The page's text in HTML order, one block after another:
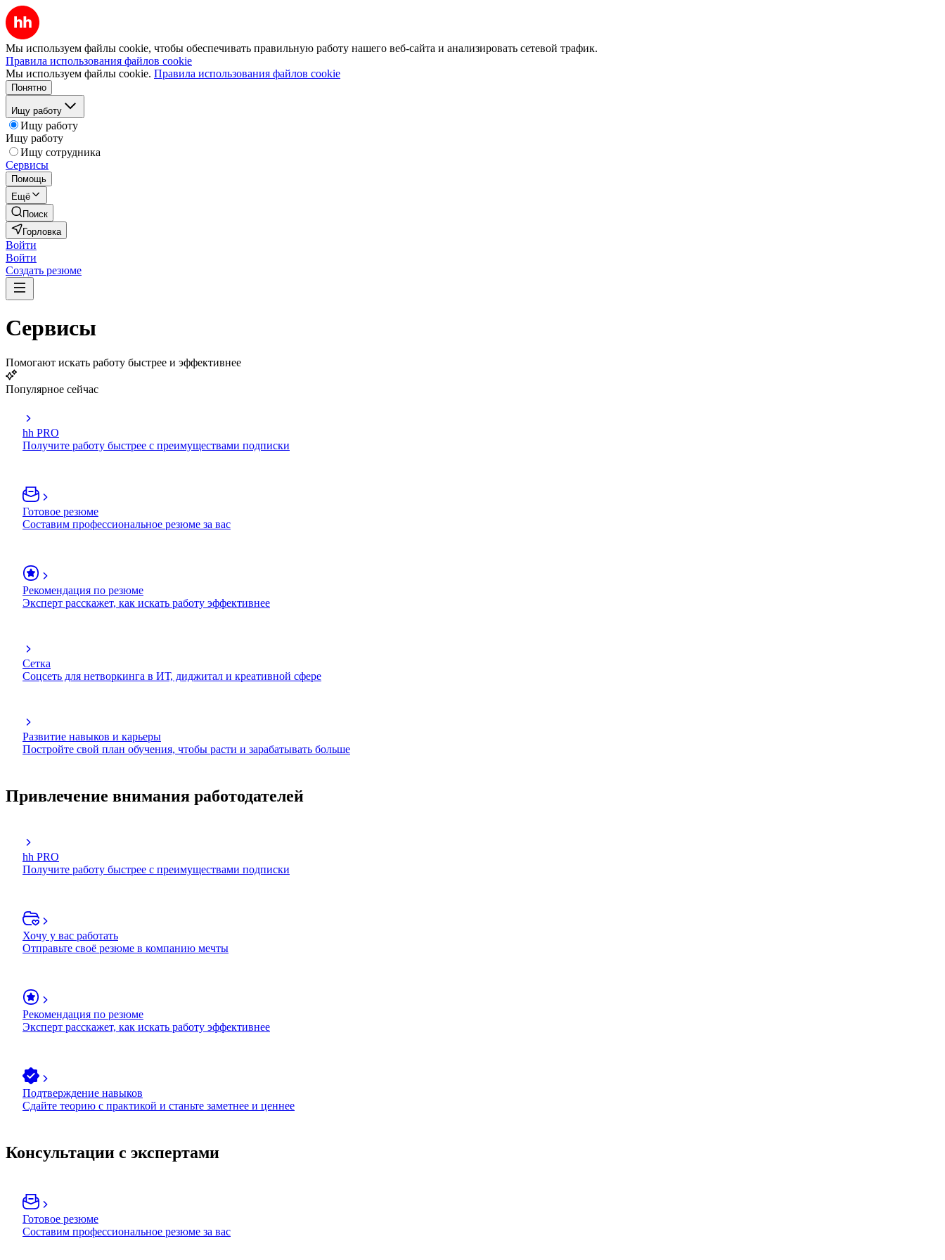
Мы используем файлы cookie, чтобы обеспечивать правильную работу нашего веб-сайта и анализировать сетевой трафик.
Правила использования файлов cookie
Мы используем файлы cookie. Правила использования файлов cookie
Понятно
Ищу работу
Ищу работу
Ищу работу
Ищу сотрудника
Сервисы
Помощь
Ещё
Поиск
Горловка
Войти
Войти
Создать резюме
Сервисы
Помогают искать работу быстрее и эффективнее
Популярное сейчас
hh PRO
Получите работу быстрее с преимуществами подписки
Готовое резюме
Составим профессиональное резюме за вас
Рекомендация по резюме
Эксперт расскажет, как искать работу эффективнее
Сетка
Соцсеть для нетворкинга в ИТ, диджитал и креативной сфере
Развитие навыков и карьеры
Постройте свой план обучения, чтобы расти и зарабатывать больше
Привлечение внимания работодателей
hh PRO
Получите работу быстрее с преимуществами подписки
Хочу у вас работать
Отправьте своё резюме в компанию мечты
Рекомендация по резюме
Эксперт расскажет, как искать работу эффективнее
Подтверждение навыков
Сдайте теорию с практикой и станьте заметнее и ценнее
Консультации с экспертами
Готовое резюме
Составим профессиональное резюме за вас